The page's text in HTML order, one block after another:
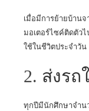
เมื่อมีการย้ายบ้านจ
มอเตอร์ไซค์ติดตัวไ
ใช้ในชีวิตประจำวัน
2. ส่งรถ
ทุกปีมีนักศึกษาจำน